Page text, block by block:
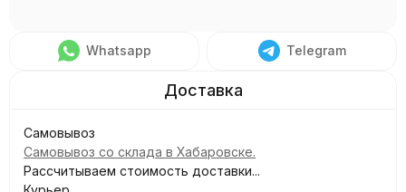
Whatsapp Telegram
Самовывоз
Самовывоз со склада в Хабаровске.
Рассчитываем стоимость доставки...